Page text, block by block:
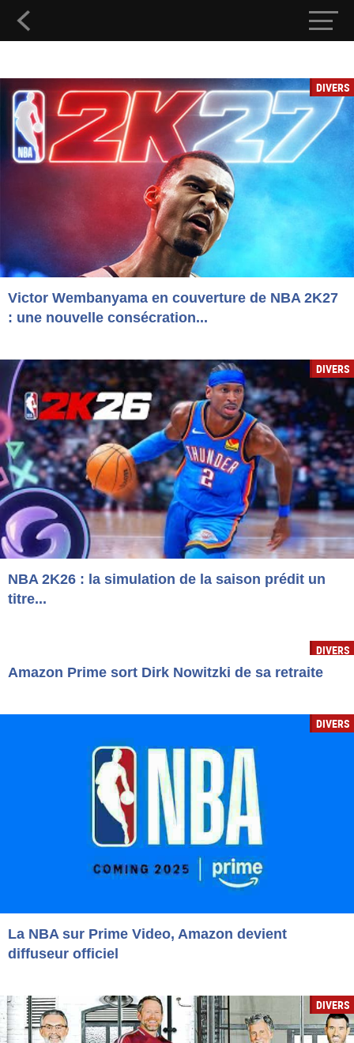
DIVERS
Victor Wembanyama en couverture de NBA 2K27
: une nouvelle consécration...
DIVERS
NBA 2K26 : la simulation de la saison prédit un
titre...
DIVERS
Amazon Prime sort Dirk Nowitzki de sa retraite
DIVERS
La NBA sur Prime Video, Amazon devient
diffuseur officiel
DIVERS